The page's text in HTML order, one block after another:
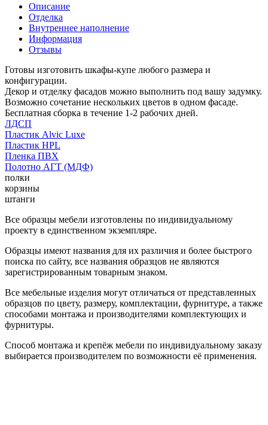
Описание
Отделка
Внутреннее наполнение
Информация
Отзывы
Готовы изготовить шкафы-купе любого размера и
конфигурации.
Декор и отделку фасадов можно выполнить под вашу задумку.
Возможно сочетание нескольких цветов в одном фасаде.
Бесплатная сборка в течение 1-2 рабочих дней.
ЛДСП
Пластик Alvic Luxe
Пластик HPL
Пленка ПВХ
Полотно АГТ (МДФ)
полки
корзины
штанги
Все образцы мебели изготовлены по индивидуальному
проекту в единственном экземпляре.
Образцы имеют названия для их различия и более быстрого
поиска по сайту, все названия образцов не являются
зарегистрированным товарным знаком.
Все мебельные изделия могут отличаться от представленных
образцов по цвету, размеру, комплектации, фурнитуре, а также
способами монтажа и производителями комплектующих и
фурнитуры.
Способ монтажа и крепёж мебели по индивидуальному заказу
выбирается производителем по возможности её применения.